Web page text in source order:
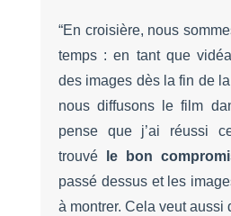
“En croisière, nous
temps : en tant que
des images dès la fin de
nous diffusons le film
pense que j’ai réussi
trouvé
le bon
passé dessus et les
à montrer. Cela veut aussi